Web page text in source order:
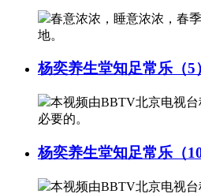
春意浓浓，睡意浓浓，春
地。
杨奕养生堂知足常乐（5
本视频由BBTV北京电视
必要的。
杨奕养生堂知足常乐（
本视频由BBTV北京电视